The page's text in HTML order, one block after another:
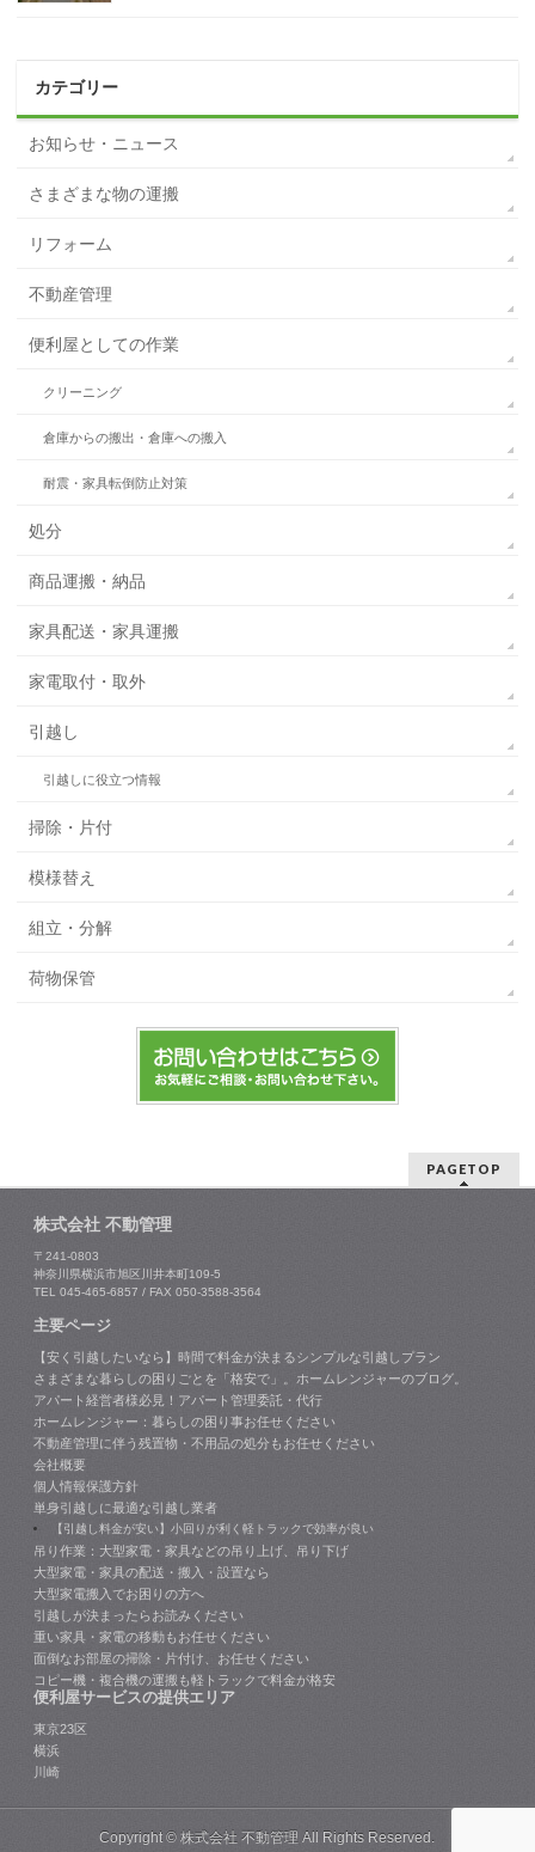
カテゴリー
お知らせ・ニュース
さまざまな物の運搬
リフォーム
不動産管理
便利屋としての作業
クリーニング
倉庫からの搬出・倉庫への搬入
耐震・家具転倒防止対策
処分
商品運搬・納品
家具配送・家具運搬
家電取付・取外
引越し
引越しに役立つ情報
掃除・片付
模様替え
組立・分解
荷物保管
PAGETOP
株式会社 不動管理
〒241-0803
神奈川県横浜市旭区川井本町109-5
TEL 045-465-6857 / FAX 050-3588-3564
主要ページ
【安く引越したいなら】時間で料金が決まるシンプルな引越しプラン
さまざまな暮らしの困りごとを「格安で」。ホームレンジャーのブログ。
アパート経営者様必見！アパート管理委託・代行
ホームレンジャー：暮らしの困り事お任せください
不動産管理に伴う残置物・不用品の処分もお任せください
会社概要
個人情報保護方針
単身引越しに最適な引越し業者
【引越し料金が安い】小回りが利く軽トラックで効率が良い
吊り作業：大型家電・家具などの吊り上げ、吊り下げ
大型家電・家具の配送・搬入・設置なら
大型家電搬入でお困りの方へ
引越しが決まったらお読みください
重い家具・家電の移動もお任せください
面倒なお部屋の掃除・片付け、お任せください
コピー機・複合機の運搬も軽トラックで料金が格安
便利屋サービスの提供エリア
東京23区
横浜
川崎
Copyright ©株式会社 不動管理 All Rights Reserved.